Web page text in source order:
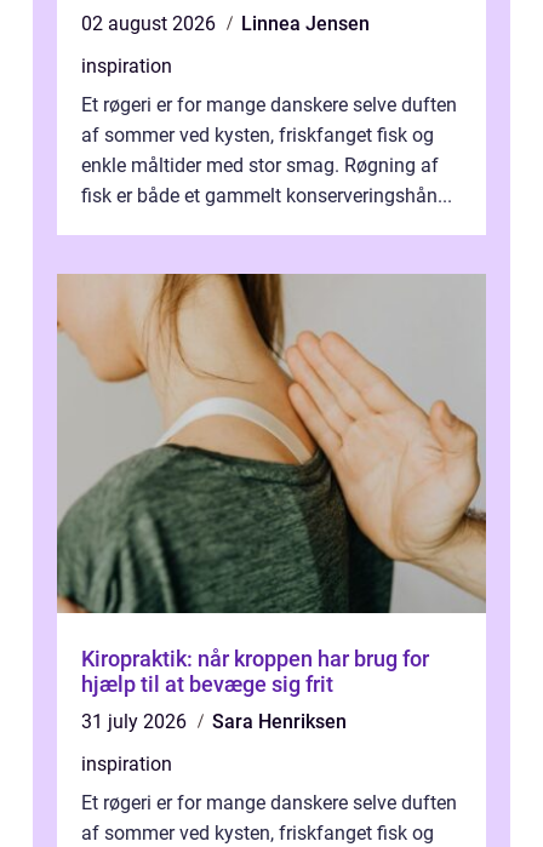
02 august 2026
Linnea Jensen
inspiration
Et røgeri er for mange danskere selve duften
af sommer ved kysten, friskfanget fisk og
enkle måltider med stor smag. Røgning af
fisk er både et gammelt konserveringshån...
Kiropraktik: når kroppen har brug for
hjælp til at bevæge sig frit
31 july 2026
Sara Henriksen
inspiration
Et røgeri er for mange danskere selve duften
af sommer ved kysten, friskfanget fisk og